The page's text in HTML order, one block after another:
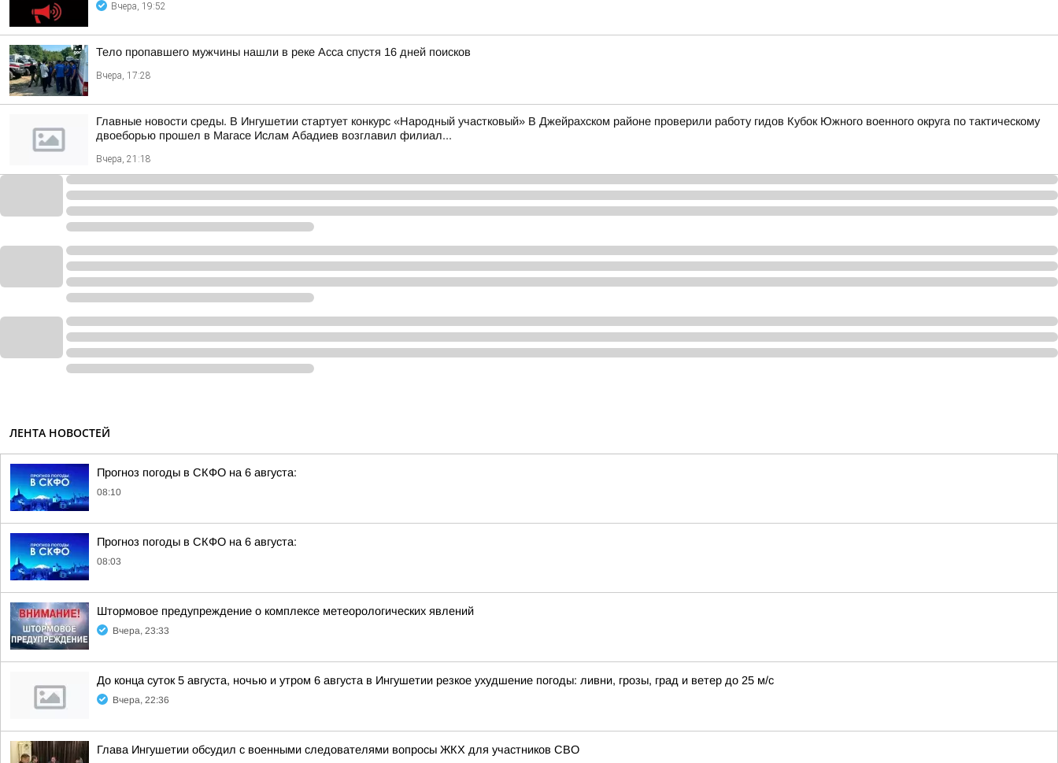
Вчера, 19:52
Тело пропавшего мужчины нашли в реке Асса спустя 16 дней поисков
Вчера, 17:28
Главные новости среды. В Ингушетии стартует конкурс «Народный участковый» В Джейрахском районе проверили работу гидов Кубок Южного военного округа по тактическому
двоеборью прошел в Магасе Ислам Абадиев возглавил филиал...
Вчера, 21:18
ЛЕНТА НОВОСТЕЙ
Прогноз погоды в СКФО на 6 августа:
08:10
Прогноз погоды в СКФО на 6 августа:
08:03
Штормовое предупреждение о комплексе метеорологических явлений
Вчера, 23:33
До конца суток 5 августа, ночью и утром 6 августа в Ингушетии резкое ухудшение погоды: ливни, грозы, град и ветер до 25 м/с
Вчера, 22:36
Глава Ингушетии обсудил с военными следователями вопросы ЖКХ для участников СВО